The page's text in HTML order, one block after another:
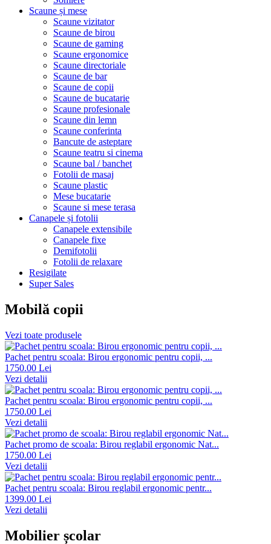
Scaune și mese
Scaune vizitator
Scaune de birou
Scaune de gaming
Scaune ergonomice
Scaune directoriale
Scaune de bar
Scaune de copii
Scaune de bucatarie
Scaune profesionale
Scaune din lemn
Scaune conferinta
Bancute de asteptare
Scaune teatru si cinema
Scaune bal / banchet
Fotolii de masaj
Scaune plastic
Mese bucatarie
Scaune si mese terasa
Canapele și fotolii
Canapele extensibile
Canapele fixe
Demifotolii
Fotolii de relaxare
Resigilate
Super Sales
Mobilă copii
Vezi toate produsele
Pachet pentru scoala: Birou ergonomic pentru copii, ...
1750.00 Lei
Vezi detalii
Pachet pentru scoala: Birou ergonomic pentru copii, ...
1750.00 Lei
Vezi detalii
Pachet promo de scoala: Birou reglabil ergonomic Nat...
1750.00 Lei
Vezi detalii
Pachet pentru scoala: Birou reglabil ergonomic pentr...
1399.00 Lei
Vezi detalii
Mobilier școlar